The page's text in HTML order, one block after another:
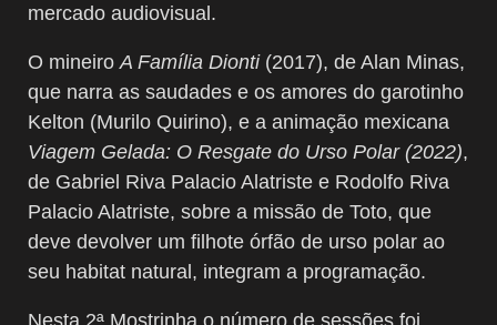
mercado audiovisual.
O mineiro A Família Dionti(2017), de Alan Minas,
que narra as saudades e os amores do garotinho
Kelton (Murilo Quirino), e a animação mexicana
Viagem Gelada: O Resgate do Urso Polar (2022),
de Gabriel Riva Palacio Alatriste e Rodolfo Riva
Palacio Alatriste, sobre a missão de Toto, que
deve devolver um filhote órfão de urso polar ao
seu habitat natural, integram a programação.
Nesta 2ª Mostrinha o número de sessões foi